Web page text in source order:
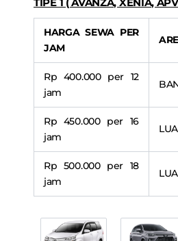
HARGA SEWA PER
JAM
Rp 400.000 per 12
jam
Rp 450.000 per 16
jam
Rp 500.000 per 18
jam